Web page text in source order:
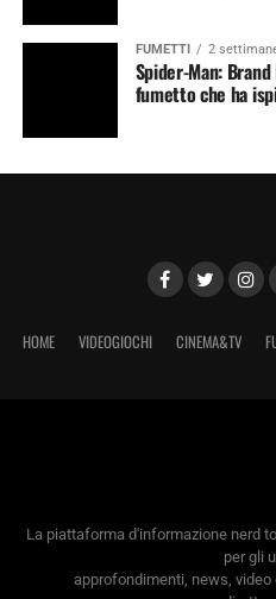
FUMETTI 2
Spider-Man:
fumetto che ha
HOME VIDEOGIOCHI CINEMA&TV
La piattaforma d'informazione nerd
per gli
approfondimenti, news,